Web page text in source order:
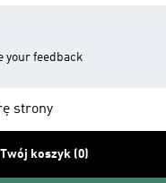
your feedback
strony
Twój koszyk (0)